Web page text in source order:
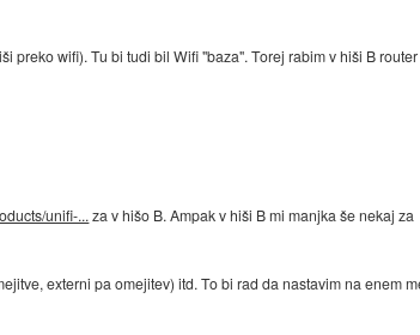
preko wifi). Tu bi tudi bil Wifi "baza". Torej rabim v hiši B router
unifi-... za v hišo B. Ampak v hiši B mi manjka še nekaj za
externi pa omejitev) itd. To bi rad da nastavim na enem